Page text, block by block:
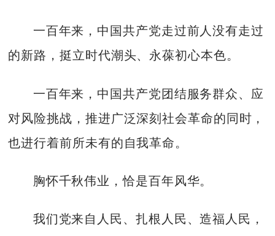
一百年来，中国共产党走过前人没有走过
的新路，挺立时代潮头、永葆初心本色。
一百年来，中国共产党团结服务群众、应
对风险挑战，推进广泛深刻社会革命的同时，
也进行着前所未有的自我革命。
胸怀千秋伟业，恰是百年风华。
我们党来自人民、扎根人民、造福人民，